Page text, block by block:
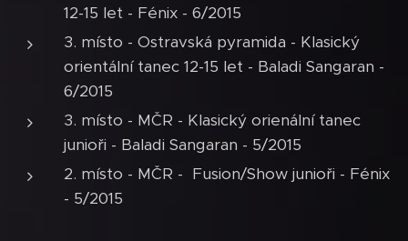
12-15 let - Fénix - 6/2015
3. místo - Ostravská pyramida - Klasický
orientální tanec 12-15 let - Baladi Sangaran -
6/2015
3. místo - MČR - Klasický orienální tanec
junioři - Baladi Sangaran - 5/2015
2. místo - MČR - Fusion/Show junioři - Fénix
- 5/2015